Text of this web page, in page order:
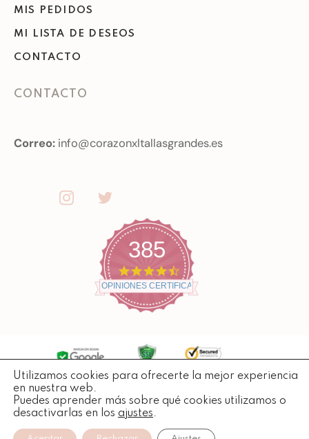
MIS PEDIDOS
MI LISTA DE DESEOS
CONTACTO
CONTACTO
Correo: info@corazonxltallasgrandes.es
385
4
.
7
a
t
n
OPINIONES CERTIFICADAS
Copyright ©2026 Todos losderechos reservados.
Utilizamos cookies para ofrecerte la mejor experiencia
en nuestra web.
Puedes aprender más sobre qué cookies utilizamos o
desactivarlas en los ajustes.